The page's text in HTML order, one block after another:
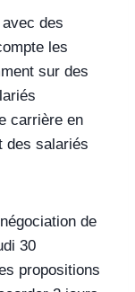
des
les
sur des
carrière en
des salariés
de
30
propositions